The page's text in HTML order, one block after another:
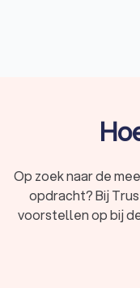
Valkenburg (LI)
dagelijkse
Wat is een
Een accountant uit
Op zoek naar de
opdracht? Bij
voorstellen op bij